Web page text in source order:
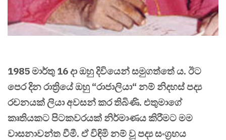
1985 මාර්තු 16 දා ඔහු දිවියෙන් සමුගත්තේ ය. ඊට
පෙර දින රාත්‍රියේ ඔහු “රාජාලියා“ නම් නිදහස් පද්‍ය
රචනයක් ලියා අවසන් කර තිබිණි. එතුමාගේ
කෘතියකට පිටකවරයක් නිර්මාණය කිරීමට මම
වාසනාවන්ත වීමී. ඒ විඳිමි නම් වූ පද්‍ය සංග්‍රහය